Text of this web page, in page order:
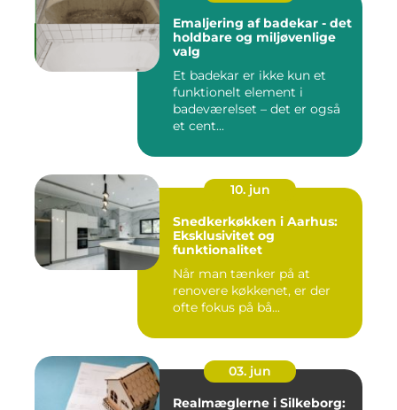
Emaljering af badekar - det
holdbare og miljøvenlige
valg
Et badekar er ikke kun et
funktionelt element i
badeværelset – det er også
et cent...
10. jun
Snedkerkøkken i Aarhus:
Eksklusivitet og
funktionalitet
Når man tænker på at
renovere køkkenet, er der
ofte fokus på bå...
03. jun
Realmæglerne i Silkeborg: